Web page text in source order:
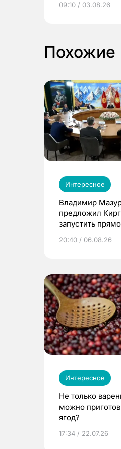
выиграть призы
09:10 / 03.08.26
Похожие
Интересное
Владимир
предложил
запустить
20:40 / 06.08.26
Интересное
Не только
можно
ягод?
17:34 / 22.07.26